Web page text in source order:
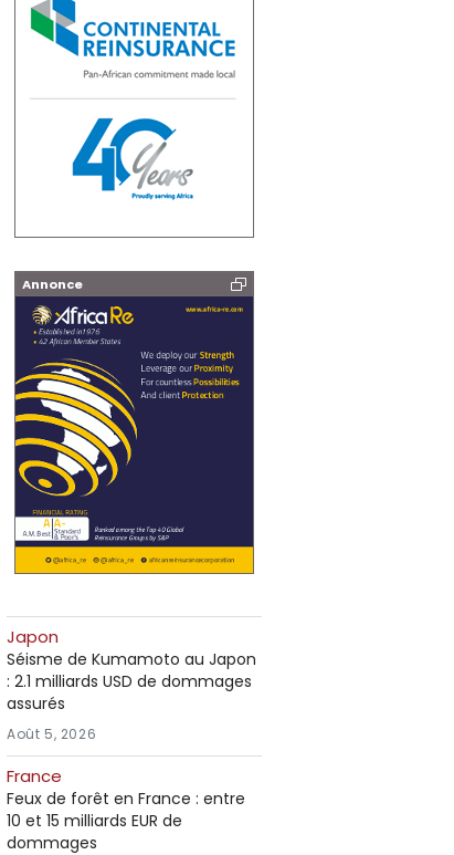
Annonce
Japon
Séisme de Kumamoto au Japon
: 2.1 milliards USD de dommages
assurés
Août 5, 2026
France
Feux de forêt en France : entre
10 et 15 milliards EUR de
dommages